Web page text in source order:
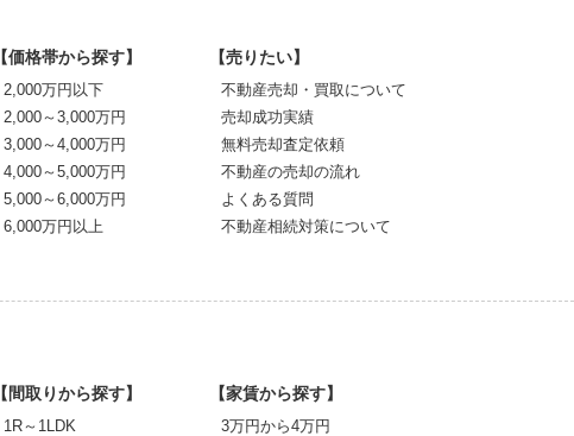
【価格帯から探す】
2,000万円以下
2,000～3,000万円
3,000～4,000万円
4,000～5,000万円
5,000～6,000万円
6,000万円以上
【売りたい】
不動産売却・買取について
売却成功実績
無料売却査定依頼
不動産の売却の流れ
よくある質問
不動産相続対策について
【間取りから探す】
1R～1LDK
【家賃から探す】
3万円から4万円